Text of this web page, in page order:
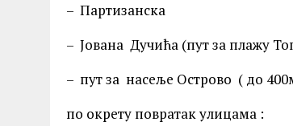
– Партизанска
– Јована Дучића (пут за плажу
– пут за насеље Острово ( до
по окрету повратак улицама :